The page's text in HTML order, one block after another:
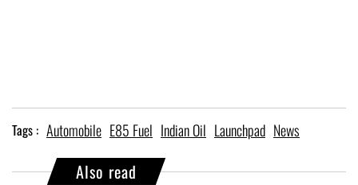
Tags : Automobile E85 Fuel Indian Oil Launchpad News
Also read